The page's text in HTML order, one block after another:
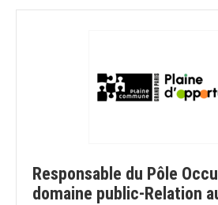
Responsable du Pôle
domaine public-Relation